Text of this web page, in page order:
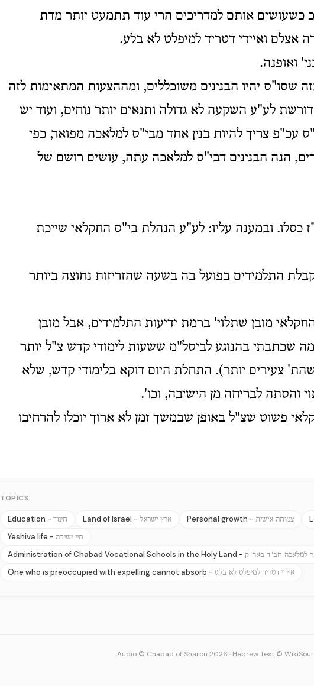
כשעושים אותם למדריכים הרי עוד תתמעט יותר מדת
אצלם ואיידי דטריד למיפלט לא בלע.
ואופנה.
שסו"ס יהיו הבנינים משוכללים, ומההצעות המתאימות לזה
לע"ע השקעה לא גדולה ותנאים יותר נוחים, ועוד יש
עכ"פ צריך להיות בנין אחד מבי"ס למלאכה מפואר, כפי
הנה הבנינים דבי"ס למלאכה עתה, עושים רושם של
ובמענה עליו: לע"ע הנהלת בי"ס החקלאי שייכת
התלמידים בפועל בה בשעה שהזריזות נחוצה ביותר
מובן שתלוי' ברמת ידיעות התלמידים, אבל מובן
שכתבתי בהנוגע לביסל"מ ששעות לימודי קדש צ"ל יותר
צעירים יותר). התחלת היום דוקא בלימודי קדש, שלא
והסתה לבריחה מן הישיבה, וכו'.
פשוט שצ"ל באופן שבמשך זמן לא ארוך יוכלו להרחיבו
TOPICS
Education - חינוך Land of Israel - ארץ ישראל Personal growth - צמיחה אישית
Yeshiva life - חיי ישיבה
Administration of Chabad Vocational Schools in the Holy Land - למלאכה-חב"ד באה"ק
One who is preoccupied with expelling cannot absorb - איידי דטריד למיפלט לא בלע
Audio © Chabad of Sharon 2026 · Hebrew Text ©